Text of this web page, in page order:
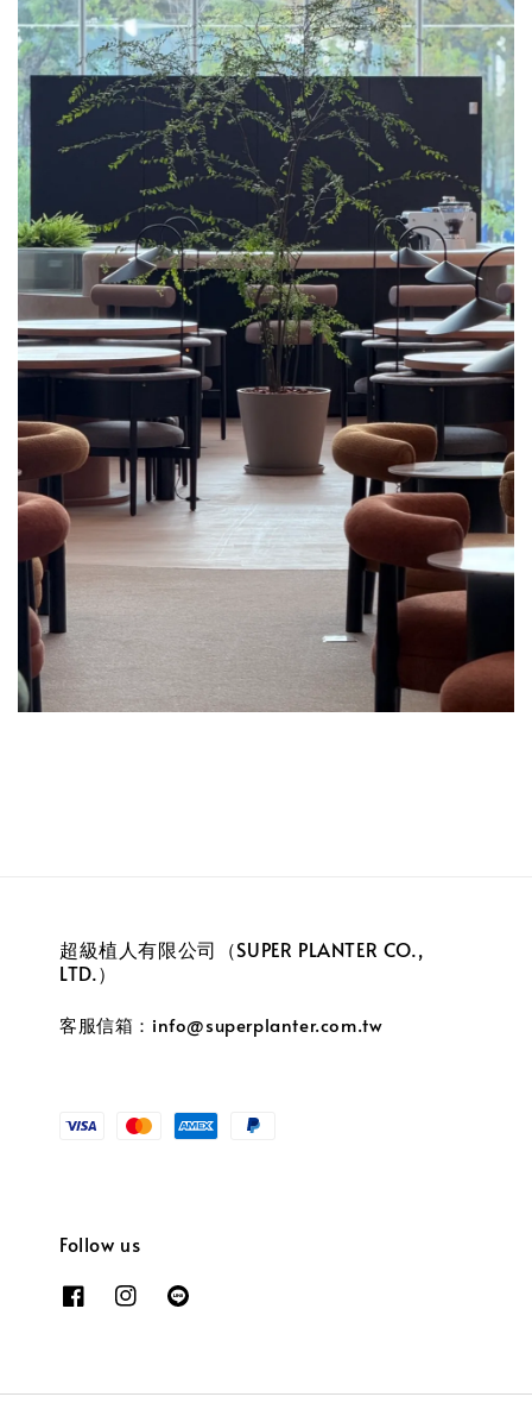
超級植人有限公司（SUPER PLANTER CO.,
LTD.）
客服信箱：info@superplanter.com.tw
Follow us